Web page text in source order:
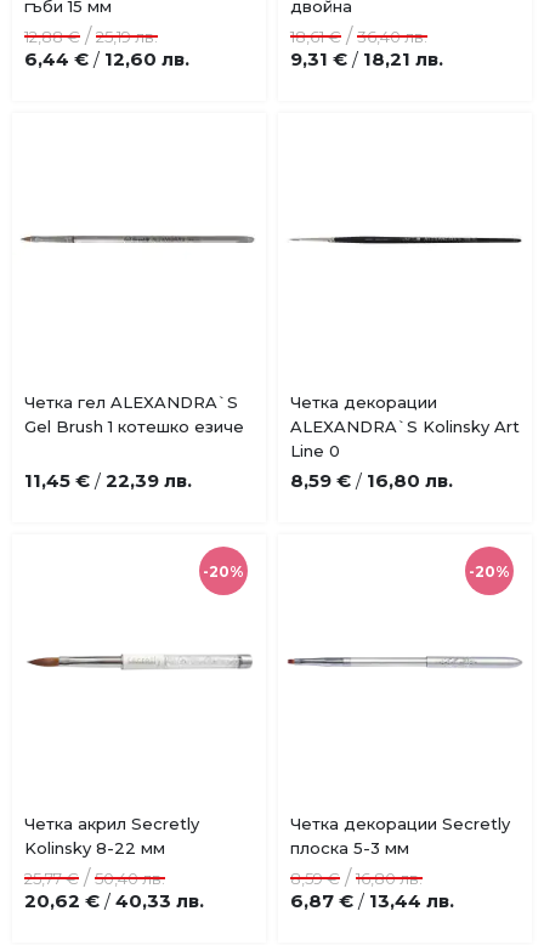
гъби 15 мм
6,44 € / 12,60 лв.
12,88 € /25,19 лв.
двойна
9,31 € / 18,21 лв.
18,61 € /36,40 лв.
в
Купи
Четка гел ALEXANDRA`S
Gel Brush 1 котешко езиче
11,45 € / 22,39 лв.
Добави
в
Купи
Четка декорации
ALEXANDRA`S Kolinsky Art
Line 0
8,59 € / 16,80 лв.
-20%
Добави
Купи
Четка акрил Secretly
Kolinsky 8-22 мм
20,62 € / 40,33 лв.
25,77 € /50,40 лв.
-20%
Купи
Четка декорации Secretly
плоска 5-3 мм
6,87 € / 13,44 лв.
8,59 € /16,80 лв.